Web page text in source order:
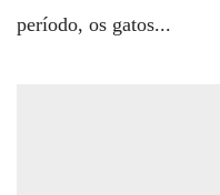
período, os gatos...